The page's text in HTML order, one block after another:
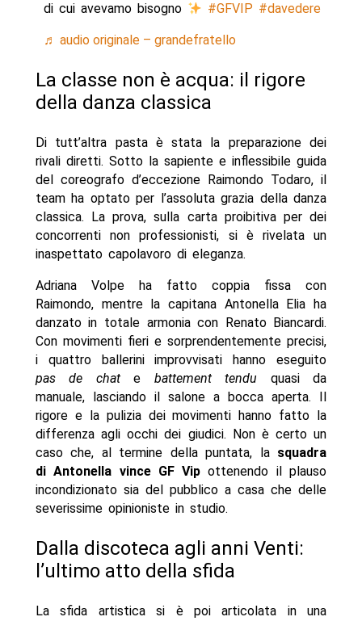
di cui avevamo bisogno
#GFVIP #davedere
♬ audio originale – grandefratello
La classe non è acqua: il rigore
della danza classica
Di tutt’altra pasta è stata la preparazione dei
rivali diretti. Sotto la sapiente e inflessibile guida
del coreografo d’eccezione Raimondo Todaro, il
team ha optato per l’assoluta grazia della danza
classica. La prova, sulla carta proibitiva per dei
concorrenti non professionisti, si è rivelata un
inaspettato capolavoro di eleganza.
Adriana Volpe ha fatto coppia fissa con
Raimondo, mentre la capitana Antonella Elia ha
danzato in totale armonia con Renato Biancardi.
Con movimenti fieri e sorprendentemente precisi,
i quattro ballerini improvvisati hanno eseguito
pas de chate battement tendu quasi da
manuale, lasciando il salone a bocca aperta. Il
rigore e la pulizia dei movimenti hanno fatto la
differenza agli occhi dei giudici. Non è certo un
caso che, al termine della puntata, la squadra
di Antonella vince GF Vip ottenendo il plauso
incondizionato sia del pubblico a casa che delle
severissime opinioniste in studio.
Dalla discoteca agli anni Venti:
l’ultimo atto della sfida
La sfida artistica si è poi articolata in una